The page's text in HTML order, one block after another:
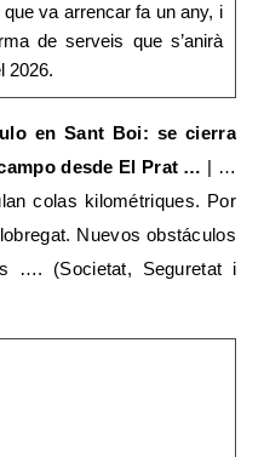
va arrencar fa un any, i
de serveis que s’anirà
2026.
en Sant Boi: se cierra
desde El Prat … | …
colas kilométriques. Por
Nuevos obstáculos
…. (Societat, Seguretat i